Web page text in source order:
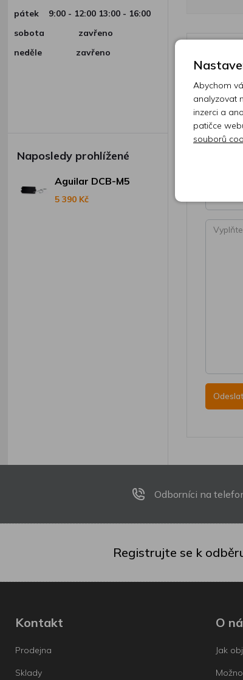
pátek 9:00 - 12:00 13:00 - 16:00
sobota zavřeno
neděle zavřeno
Naposledy prohlížené
Aguilar DCB-M5
5 390 Kč
Vaše
Odborníci na
Registrujte se k
Kontakt
Prodejna
Sklady
O
Jak
Abychom
analyzovat
inzerci a
patičce
souborů